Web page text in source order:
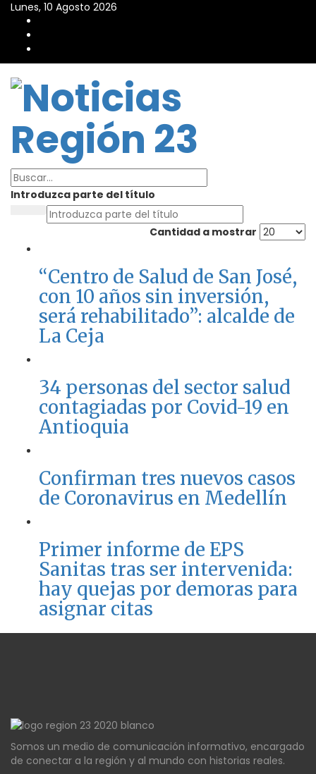
Lunes, 10 Agosto 2026
Introduzca parte del título
Cantidad a mostrar
“Centro de Salud de San José,
con 10 años sin inversión,
será rehabilitado”: alcalde de
La Ceja
34 personas del sector salud
contagiadas por Covid-19 en
Antioquia
Confirman tres nuevos casos
de Coronavirus en Medellín
Primer informe de EPS
Sanitas tras ser intervenida:
hay quejas por demoras para
asignar citas
Somos un medio de comunicación informativo, encargado
de conectar a la región y al mundo con historias reales.